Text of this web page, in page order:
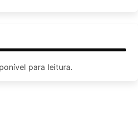
para leitura.